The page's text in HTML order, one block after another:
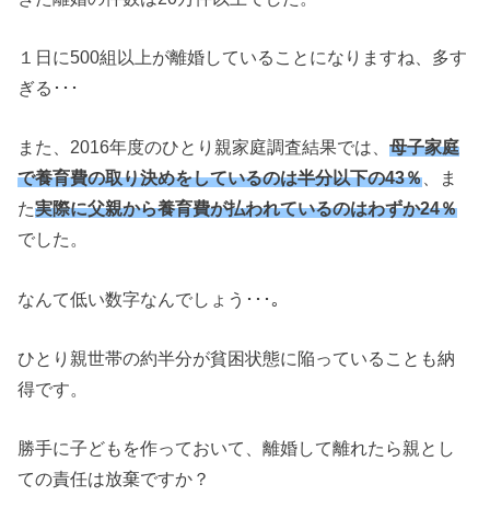
１日に500組以上が離婚していることになりますね、多す
ぎる･･･
また、2016年度のひとり親家庭調査結果では、母子家庭
で養育費の取り決めをしているのは半分以下の43％ 、ま
た実際に父親から養育費が払われているのはわずか24％
でした。
なんて低い数字なんでしょう･･･｡
ひとり親世帯の約半分が貧困状態に陥っていることも納
得です。
勝手に子どもを作っておいて、離婚して離れたら親とし
ての責任は放棄ですか？